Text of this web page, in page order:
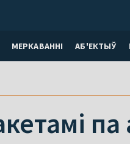
МЕРКАВАННI АБ'ЕКТЫЎ